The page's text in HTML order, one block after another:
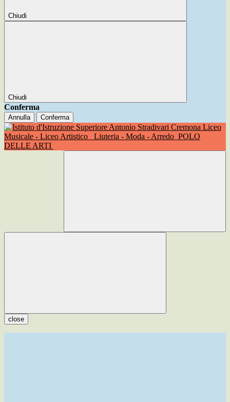
Chiudi
Chiudi
Conferma
Annulla Conferma
Liceo
Musicale - Liceo Artistico
Liuteria - Moda - Arredo POLO
DELLE ARTI
close